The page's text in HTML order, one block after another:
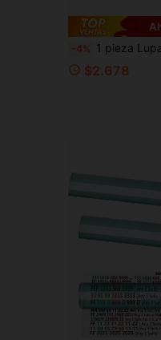
-4% 1 pieza Lupa plegable mini, lupa de joyero de bolsillo
$2.678